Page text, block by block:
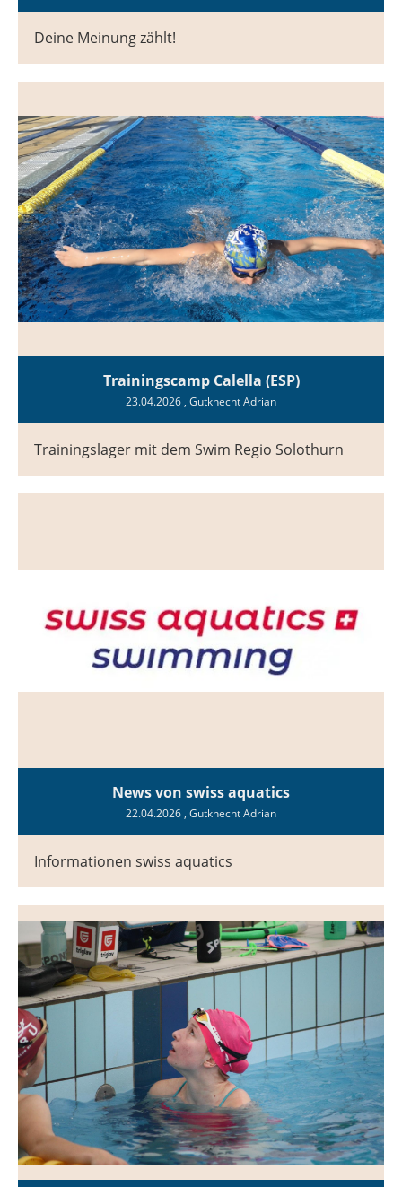
Deine Meinung zählt!
Trainingscamp Calella (ESP)
23.04.2026 , Gutknecht Adrian
Trainingslager mit dem Swim Regio Solothurn
News von swiss aquatics
22.04.2026 , Gutknecht Adrian
Informationen swiss aquatics